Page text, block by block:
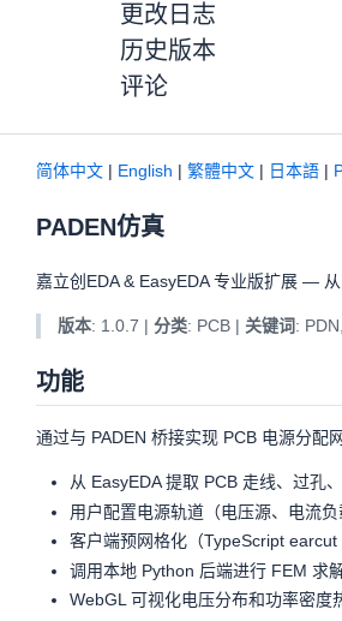
更改日志
历史版本
评论
PADEN仿真 OSHWHub
更改日志
历史版本
简体中文 | English | 繁體中文 | 日本語 |
PADEN仿真
嘉立创EDA & EasyEDA 专业版扩展 —
版本: 1.0.7 | 分类: PCB | 关键词:
功能
通过与 PADEN 桥接实现 PCB 电源分配
从 EasyEDA 提取 PCB 走线、过孔
用户配置电源轨道（电压源、电流负
客户端预网格化（TypeScript earcut
调用本地 Python 后端进行 FEM 求
WebGL 可视化电压分布和功率密度